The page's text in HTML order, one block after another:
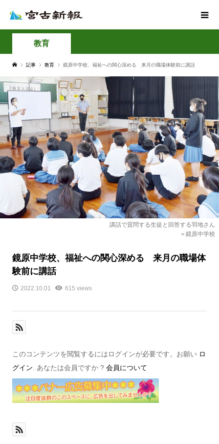
教育
記事 教育 鏡原中学校、福祉への関心深める 来月の職場体験前に講話
講話で質問する生徒と回答する羽地さん
＝鏡原中学校
鏡原中学校、福祉への関心深める 来月の職場体
験前に講話
2022.10.01 615 views
このコンテンツを閲覧するにはログインが必要です。お願い ロ
グイン . あなたは会員ですか ? 会員について